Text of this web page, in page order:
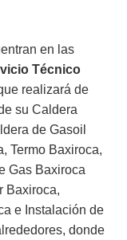
en las
Técnico
realizará de
su Caldera
de Gasoil
Termo Baxiroca,
Gas Baxiroca
Baxiroca,
e Instalación de
donde